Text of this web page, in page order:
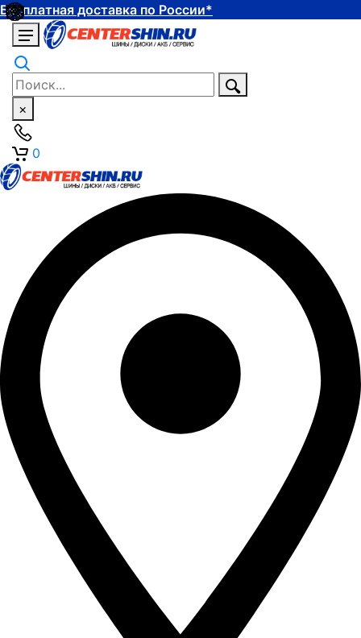
Бесплатная доставка по России*
×
0